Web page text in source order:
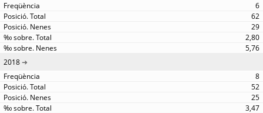
6
62
29
2,80
5,76
2018
8
52
25
3,47